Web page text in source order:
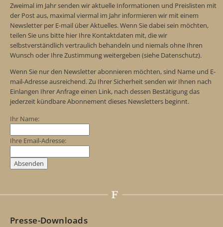
Zweimal im Jahr senden wir aktuelle Informationen und Preislisten mit
der Post aus, maximal viermal im Jahr informieren wir mit einem
Newsletter per E-mail über Aktuelles. Wenn Sie dabei sein möchten,
teilen Sie uns bitte hier Ihre Kontaktdaten mit, die wir
selbstverständlich vertraulich behandeln und niemals ohne Ihren
Wunsch oder Ihre Zustimmung weitergeben (siehe Datenschutz).
Wenn Sie nur den Newsletter abonnieren möchten, sind Name und E-
mail-Adresse ausreichend. Zu Ihrer Sicherheit senden wir Ihnen nach
Einlangen Ihrer Anfrage einen Link, nach dessen Bestätigung das
jederzeit kündbare Abonnement dieses Newsletters beginnt.
Ihr Name:
Ihre Email-Adresse:
Presse-Downloads